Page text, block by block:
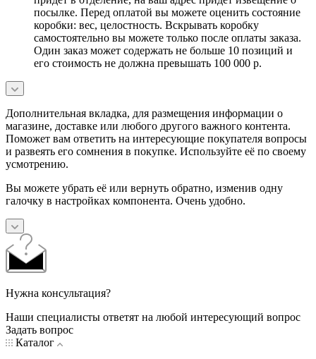
посылке. Перед оплатой вы можете оценить состояние
коробки: вес, целостность. Вскрывать коробку
самостоятельно вы можете только после оплаты заказа.
Один заказ может содержать не больше 10 позиций и
его стоимость не должна превышать 100 000 р.
Дополнительная вкладка, для размещения информации о
магазине, доставке или любого другого важного контента.
Поможет вам ответить на интересующие покупателя вопросы
и развеять его сомнения в покупке. Используйте её по своему
усмотрению.
Вы можете убрать её или вернуть обратно, изменив одну
галочку в настройках компонента. Очень удобно.
Нужна консультация?
Наши специалисты ответят на любой интересующий вопрос
Задать вопрос
Каталог